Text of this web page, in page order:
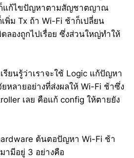
แก้ไขปัญหาตามสัญชาตญาณ
ม Tx ถ้า Wi-Fi ช้าก็เปลี่ยน
ลองถูกไปเรื่อย ซึ่งส่วนใหญ่ทำให้
ยนรู้ว่าเราจะใช้ Logic แก้ปัญหา
หลายอย่างที่ส่งผลให้ Wi-Fi ช้าซึ่ง
เลย คือแก้ config ให้ตายยัง
ต้นตอปัญหา Wi-Fi ช้า
ามีอยู่ 3 อย่างคือ